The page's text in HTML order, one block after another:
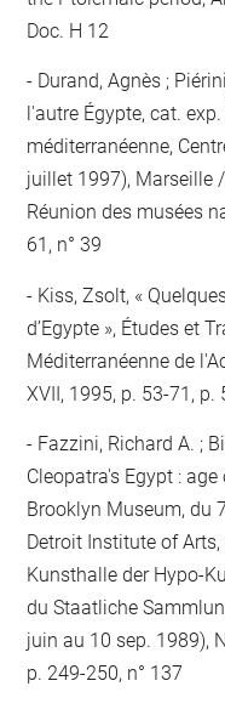
Doc. H 12
Durand, Agnès ;
l'autre Égypte, cat.
méditerranéenne,
juillet 1997), Marseille
Réunion des musées
61, n° 39
Kiss, Zsolt, «
d’Egypte », Études et
Méditerranéenne de
XVII, 1995, p. 53-71, p.
Fazzini, Richard A. ;
Cleopatra's Egypt :
Brooklyn Museum, du
Detroit Institute of
Kunsthalle der Hypo-
du Staatliche
juin au 10 sep. 1989),
p. 249-250, n° 137